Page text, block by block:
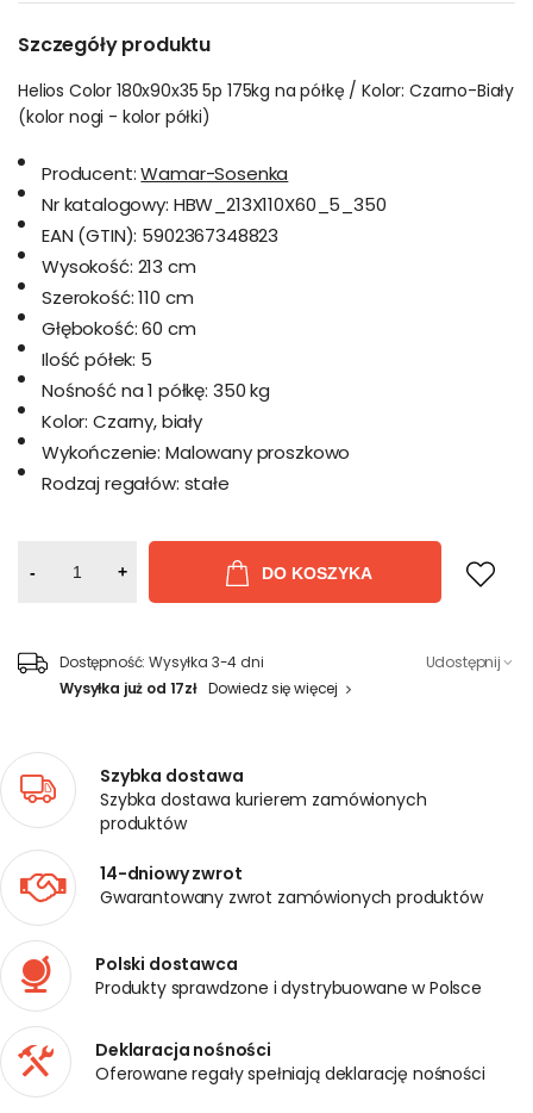
Szczegóły produktu
Helios Color 180x90x35 5p 175kg na półkę / Kolor: Czarno-Biały
(kolor nogi - kolor półki)
Producent: Wamar-Sosenka
Nr katalogowy: HBW_213X110X60_5_350
EAN (GTIN): 5902367348823
Wysokość: 213 cm
Szerokość: 110 cm
Głębokość: 60 cm
Ilość półek: 5
Nośność na 1 półkę: 350 kg
Kolor: Czarny, biały
Wykończenie: Malowany proszkowo
Rodzaj regałów: stałe
- + DO KOSZYKA
Dostępność: Wysyłka 3-4 dni
Wysyłka już od 17zł Dowiedz się więcej
Udostępnij
Szybka dostawa
Szybka dostawa kurierem zamówionych
produktów
14-dniowy zwrot
Gwarantowany zwrot zamówionych produktów
Polski dostawca
Produkty sprawdzone i dystrybuowane w Polsce
Deklaracja nośności
Oferowane regały spełniają deklarację nośności